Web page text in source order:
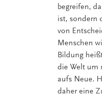
begreifen,
ist, sondern
von
Menschen
Bildung
die Welt um
aufs Neue.
daher eine